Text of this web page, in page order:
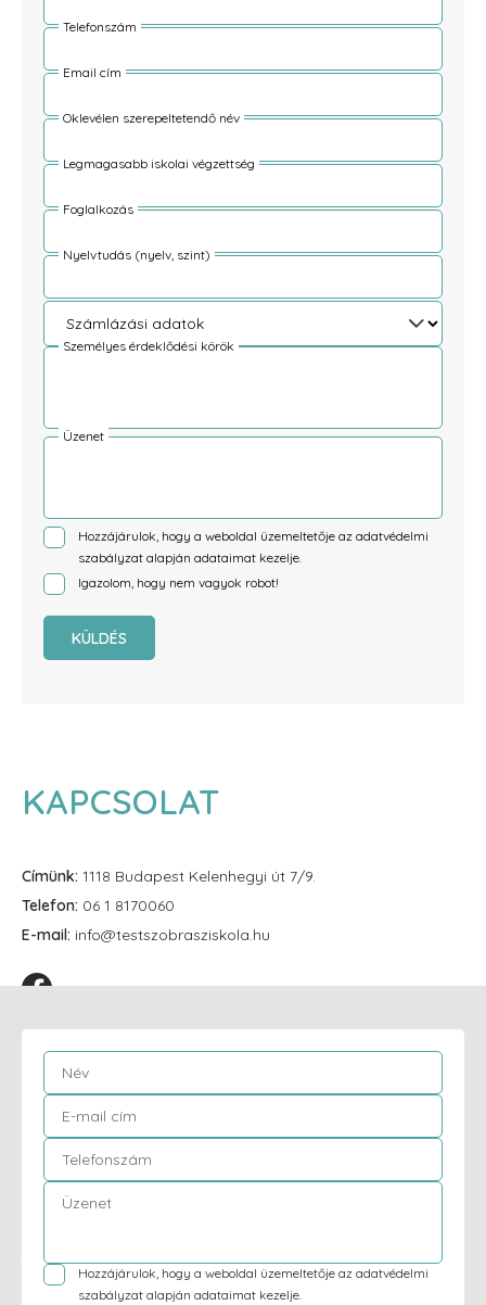
Telefonszám
Email cím
Oklevélen szerepeltetendő név
Legmagasabb iskolai végzettség
Foglalkozás
Nyelvtudás (nyelv, szint)
Személyes érdeklődési körök
Üzenet
Hozzájárulok, hogy a weboldal üzemeltetője az adatvédelmi
szabályzat alapján adataimat kezelje.
Igazolom, hogy nem vagyok robot!
KÜLDÉS
KAPCSOLAT
Címünk: 1118 Budapest Kelenhegyi út 7/9.
Telefon: 06 1 8170060
E-mail: info@testszobrasziskola.hu
Hozzájárulok, hogy a weboldal üzemeltetője az adatvédelmi
szabályzat alapján adataimat kezelje.